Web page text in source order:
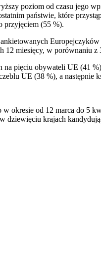
poziom od czasu jego
państwie, które
przyjęciem (55 %).
ankietowanych
12 miesięcy, w porównaniu
pięciu obywateli UE (41
UE (38 %), a następnie
okresie od 12 marca do 5
krajach